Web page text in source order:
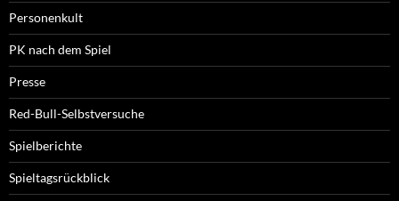
Personenkult
PK nach dem Spiel
Presse
Red-Bull-Selbstversuche
Spielberichte
Spieltagsrückblick